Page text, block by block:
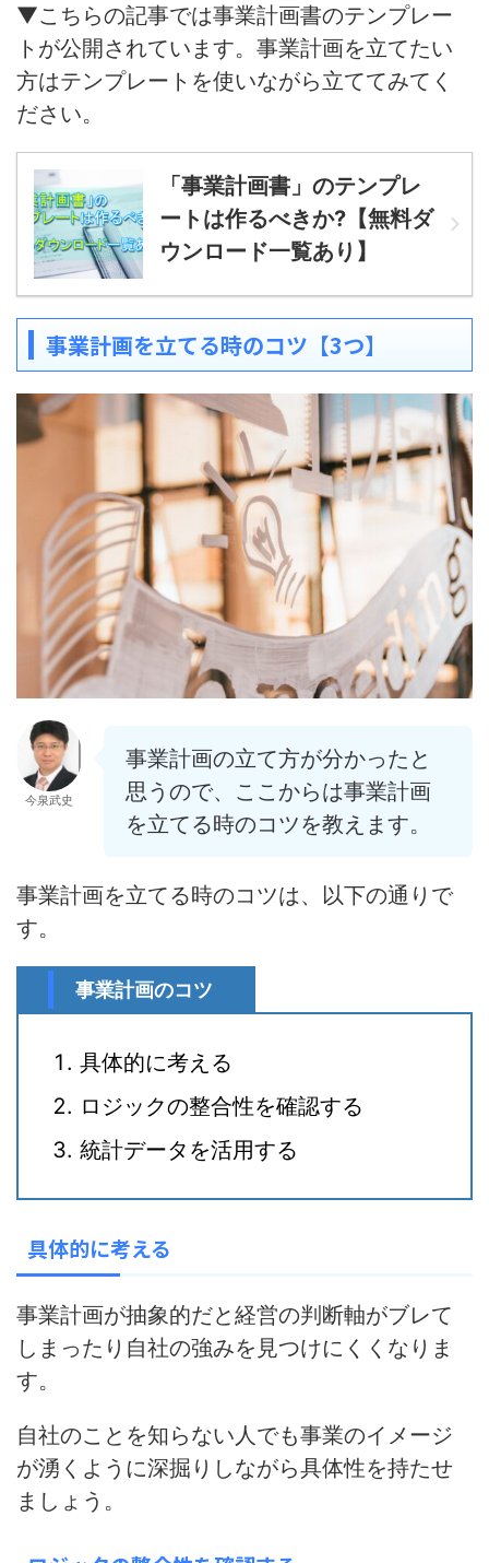
▼こちらの記事では事業計画書のテンプレー
トが公開されています。事業計画を立てたい
方はテンプレートを使いながら立ててみてく
ださい。
「事業計画書」のテンプレ
ートは作るべきか?【無料ダ
ウンロード一覧あり】
事業計画を立てる時のコツ【3つ】
今泉武史
事業計画の立て方が分かったと
思うので、ここからは事業計画
を立てる時のコツを教えます。
事業計画を立てる時のコツは、以下の通りで
す。
事業計画のコツ
具体的に考える
ロジックの整合性を確認する
統計データを活用する
具体的に考える
事業計画が抽象的だと経営の判断軸がブレて
しまったり自社の強みを見つけにくくなりま
す。
自社のことを知らない人でも事業のイメージ
が湧くように深掘りしながら具体性を持たせ
ましょう。